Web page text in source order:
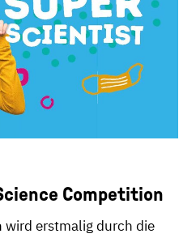
Competition
wird erstmalig durch die